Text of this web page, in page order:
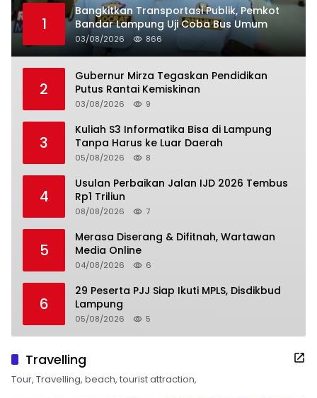
1
Bangkitkan Transportasi Publik, Pemkot
Bandar Lampung Uji Coba Bus Umum
03/08/2026 866
2
Gubernur Mirza Tegaskan Pendidikan
Putus Rantai Kemiskinan
03/08/2026 9
3
Kuliah S3 Informatika Bisa di Lampung
Tanpa Harus ke Luar Daerah
05/08/2026 8
4
Usulan Perbaikan Jalan IJD 2026 Tembus
Rp1 Triliun
08/08/2026 7
5
Merasa Diserang & Difitnah, Wartawan
Media Online
04/08/2026 6
6
29 Peserta PJJ Siap Ikuti MPLS, Disdikbud
Lampung
05/08/2026 5
Travelling
Tour, Travelling, beach, tourist attraction,